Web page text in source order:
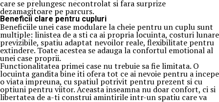
care se prelungesc necontrolat si fara surprize
dezamagitoare pe parcurs.
Beneficii clare pentru cupluri
Beneficiile unei case modulare la cheie pentru un cuplu sunt
multiple: linistea de a sti ca ai propria locuinta, costuri lunare
previzibile, spatiu adaptat nevoilor reale, flexibilitate pentru
extindere. Toate acestea se adauga la confortul emotional al
unei case proprii.
Functionalitatea primei case nu trebuie sa fie limitata. O
locuinta gandita bine iti ofera tot ce ai nevoie pentru a incepe
o viata impreuna, cu spatiul potrivit pentru prezent si cu
optiuni pentru viitor. Aceasta inseamna nu doar confort, ci si
libertatea de a-ti construi amintirile intr-un spatiu care va